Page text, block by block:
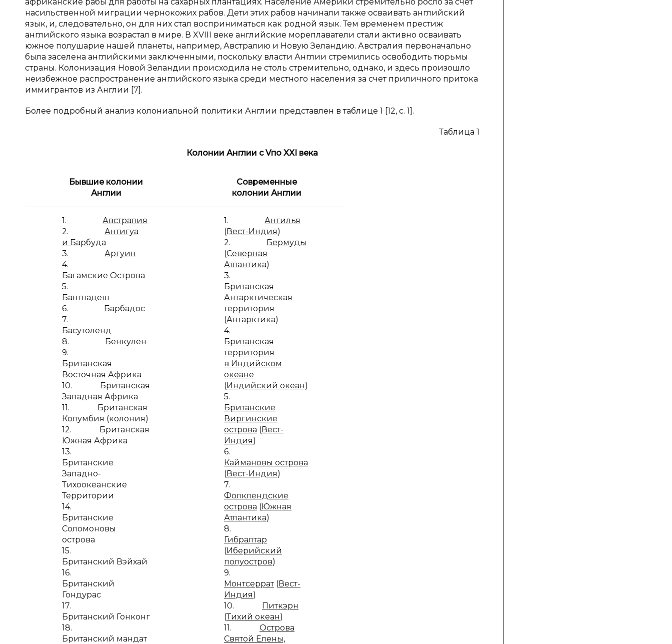
насильственной миграции чернокожих рабов. Дети этих рабов начинали также осваивать английский
язык, и, следовательно, он для них стал восприниматься как родной язык. Тем временем престиж
английского языка возрастал в мире. В XVIII веке английские мореплаватели стали активно осваивать
южное полушарие нашей планеты, например, Австралию и Новую Зеландию. Австралия первоначально
была заселена английскими заключенными, поскольку власти Англии стремились освободить тюрьмы
страны. Колонизация Новой Зеландии происходила не столь стремительно, однако, и здесь произошло
неизбежное распространение английского языка среди местного населения за счет приличного притока
иммигрантов из Англии [7].
Более подробный анализ колониальной политики Англии представлен в таблице 1 [12, c. 1].
Таблица 1
Колонии Англии сVпо XXI века
Бывшие колонии
Англии
Современные
колонии Англии
1. Австралия
2. Антигуа
и Барбуда
3. Аргуин
4.
Багамские Острова
5.
Бангладеш
6. Барбадос
7.
Басутоленд
8. Бенкулен
9.
Британская
Восточная Африка
10. Британская
Западная Африка
11. Британская
Колумбия (колония)
12. Британская
Южная Африка
13.
Британские
Западно-
Тихоокеанские
Территории
14.
Британские
Соломоновы
острова
15.
Британский Вэйхай
16.
Британский
Гондурас
17.
Британский Гонконг
18.
Британский мандат
1. Ангилья
(Вест-Индия)
2. Бермуды
(Северная
Атлантика)
3.
Британская
Антарктическая
территория
(Антарктика)
4.
Британская
территория
в Индийском
океане
(Индийский океан)
5.
Британские
Виргинские
острова (Вест-
Индия)
6.
Каймановы острова
(Вест-Индия)
7.
Фолклендские
острова (Южная
Атлантика)
8.
Гибралтар
(Иберийский
полуостров)
9.
Монтсеррат(Вест-
Индия)
10. Питкэрн
(Тихий океан)
11. Острова
Святой Елены,